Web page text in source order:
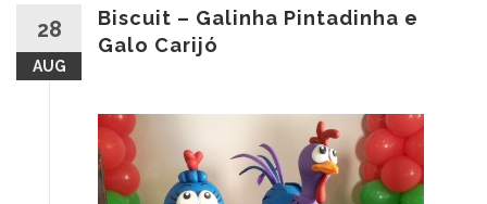
28
AUG
Biscuit – Galinha Pintadinha e
Galo Carijó